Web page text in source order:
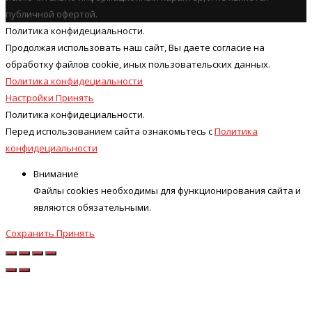
публичной офертой.
Политика конфидециальности.
Продолжая использовать наш cайт, Вы даете согласие на
обработку файлов cookie, иных пользовательских данных.
Политика конфидециальности
Настройки Принять
Политика конфидециальности.
Перед использованием сайта ознакомьтесь сПолитика
конфидециальности
Внимание
Файлы cookies необходимы для функционирования сайта и
являются обязательными.
Сохранить Принять